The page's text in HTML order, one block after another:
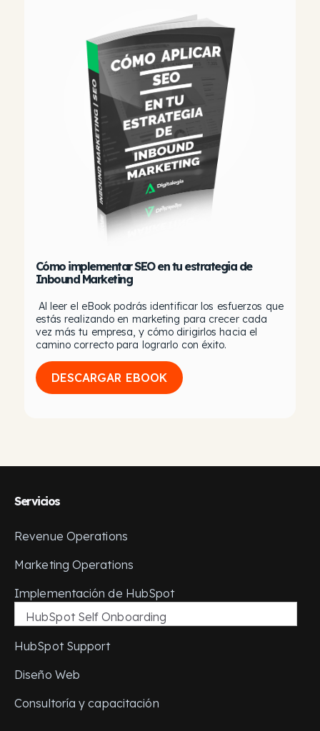
Cómo implementar SEO en tu estrategia de
Inbound Marketing
Al leer el eBook podrás identificar los esfuerzos que
estás realizando en marketing para crecer cada
vez más tu empresa, y cómo dirigirlos hacia el
camino correcto para lograrlo con éxito.
DESCARGAR EBOOK
Servicios
Revenue Operations
Marketing Operations
Implementación de HubSpot
HubSpot Self Onboarding
HubSpot Support
Diseño Web
Consultoría y capacitación